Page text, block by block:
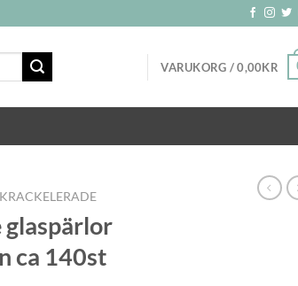
VARUKORG /0,00KR
KRACKELERADE
glaspärlor
ca 140st